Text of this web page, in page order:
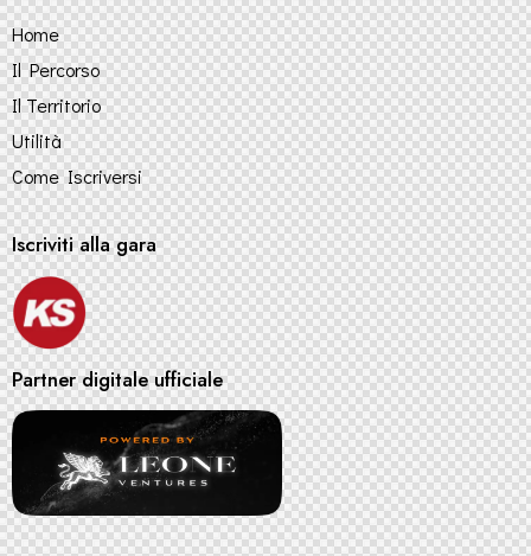
Home
Il Percorso
Il Territorio
Utilità
Come Iscriversi
Iscriviti alla gara
Partner digitale ufficiale